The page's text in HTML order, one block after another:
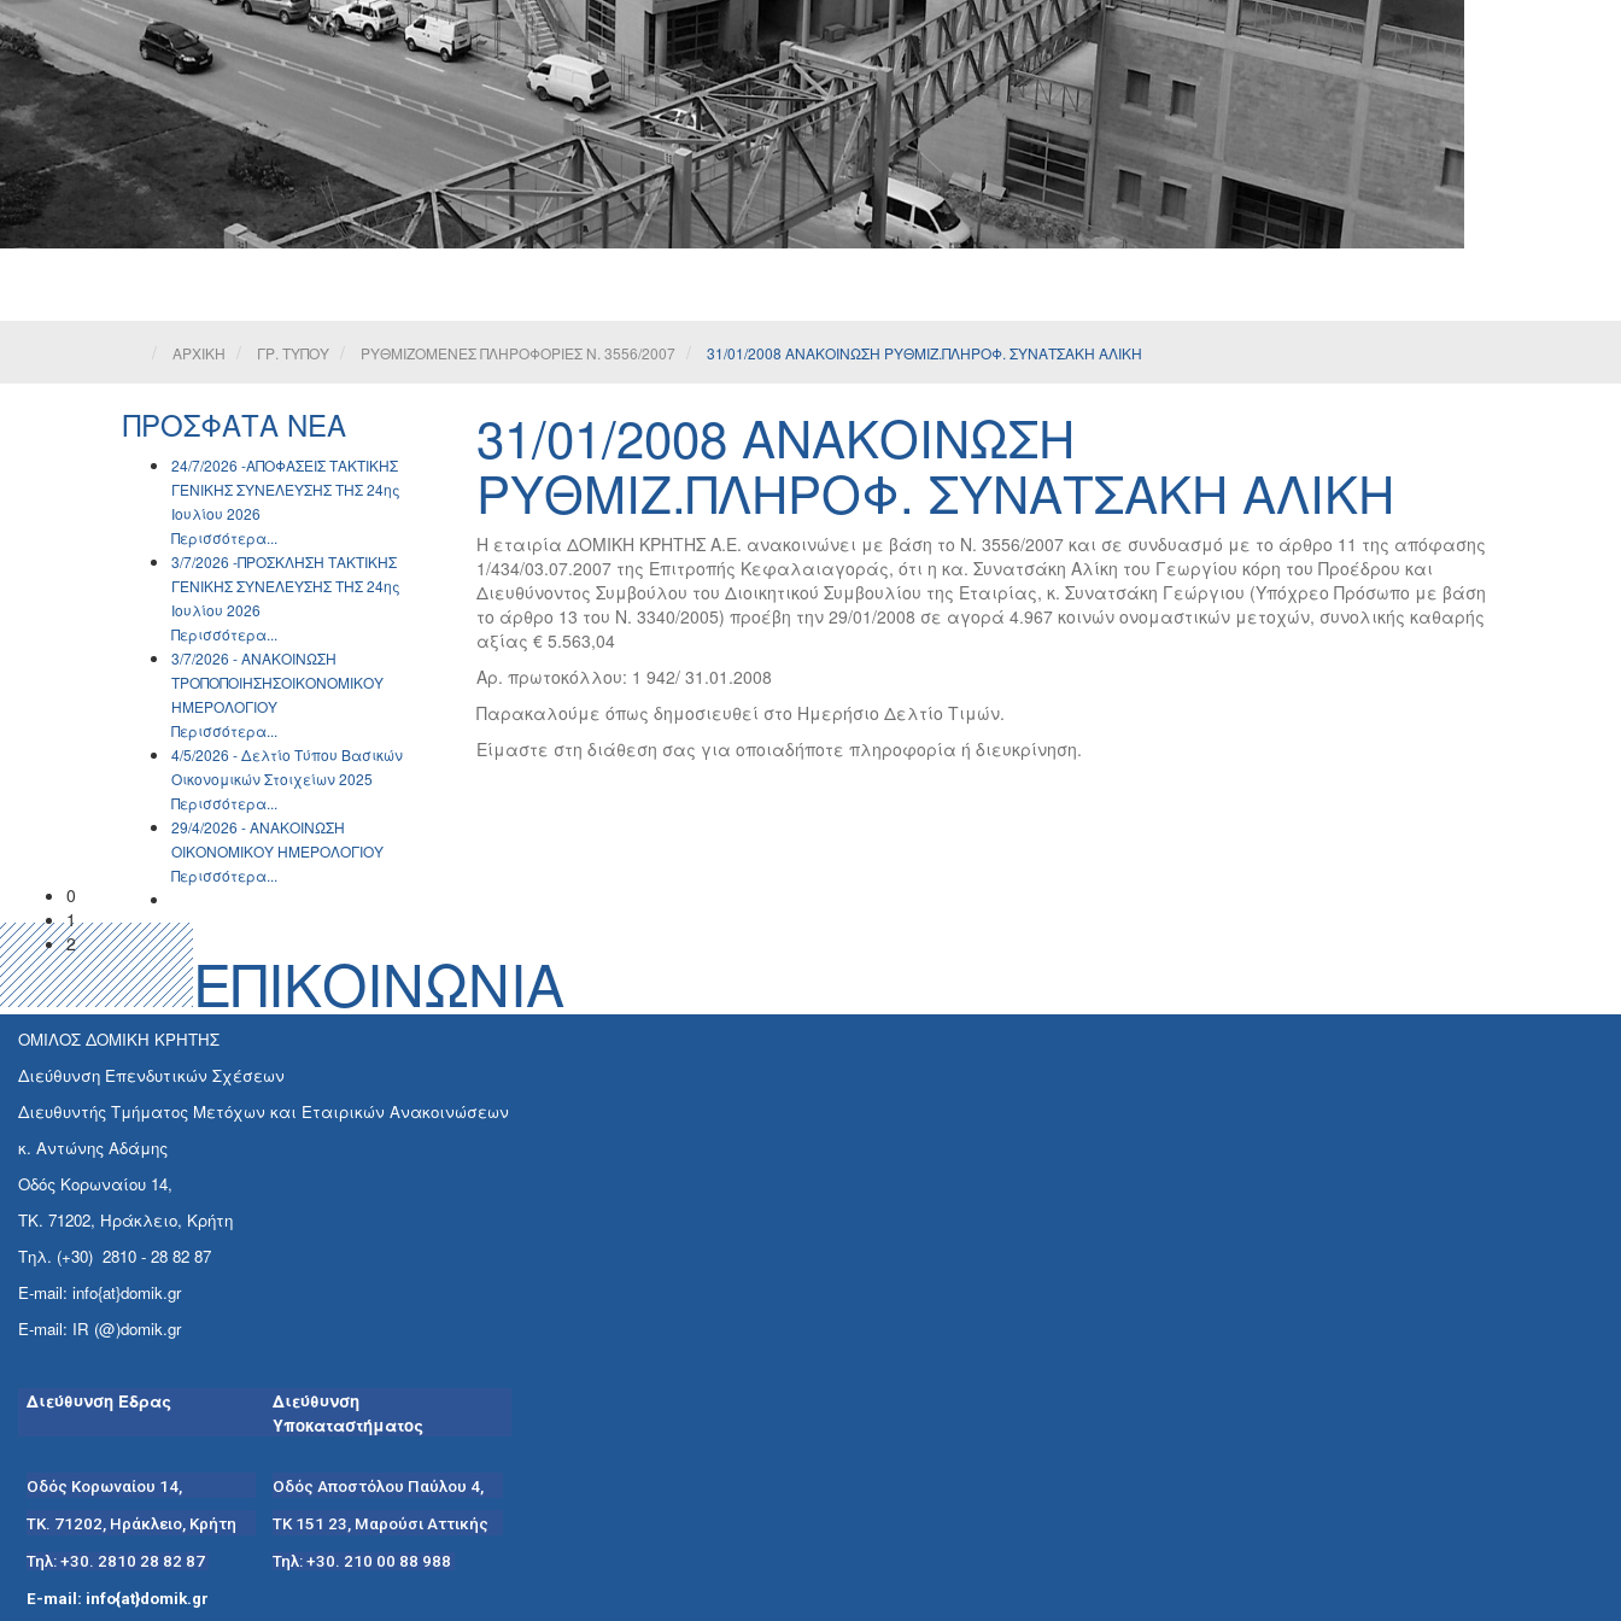
0
1
2
ΑΡΧΙΚΗ ΓΡ. ΤΥΠΟΥ ΡΥΘΜΙΖΟΜΕΝΕΣ ΠΛΗΡΟΦΟΡΙΕΣ Ν. 3556/2007 31/01/2008 ΑΝΑΚΟΙΝΩΣΗ ΡΥΘΜΙΖ.ΠΛΗΡΟΦ. ΣΥΝΑΤΣΑΚΗ ΑΛΙΚΗ
ΠΡΟΣΦΑΤΑ ΝΕΑ
24/7/2026 -ΑΠΟΦΑΣΕΙΣ ΤΑΚΤΙΚΗΣ
ΓΕΝΙΚΗΣ ΣΥΝΕΛΕΥΣΗΣ ΤΗΣ 24ης
Ιουλίου 2026
Περισσότερα...
3/7/2026 -ΠΡΟΣΚΛΗΣΗ ΤΑΚΤΙΚΗΣ
ΓΕΝΙΚΗΣ ΣΥΝΕΛΕΥΣΗΣ ΤΗΣ 24ης
Ιουλίου 2026
Περισσότερα...
3/7/2026 - ΑΝΑΚΟΙΝΩΣH
ΤΡΟΠΟΠΟΙΗΣΗΣΟΙΚΟΝΟΜΙΚΟΥ
ΗΜΕΡΟΛΟΓΙΟΥ
Περισσότερα...
4/5/2026 - Δελτίο Τύπου Βασικών
Οικονομικών Στοιχείων 2025
Περισσότερα...
29/4/2026 - ΑΝΑΚΟΙΝΩΣH
ΟΙΚΟΝΟΜΙΚΟΥ ΗΜΕΡΟΛΟΓΙΟΥ
Περισσότερα...
31/01/2008 ΑΝΑΚΟΙΝΩΣΗ
ΡΥΘΜΙΖ.ΠΛΗΡΟΦ. ΣΥΝΑΤΣΑΚΗ ΑΛΙΚΗ
Η εταιρία ΔΟΜΙΚΗ ΚΡΗΤΗΣ Α.Ε. ανακοινώνει με βάση το Ν. 3556/2007 και σε συνδυασμό με το άρθρο 11 της απόφασης
1/434/03.07.2007 της Επιτροπής Κεφαλαιαγοράς, ότι η κα. Συνατσάκη Αλίκη του Γεωργίου κόρη του Προέδρου και
Διευθύνοντος Συμβούλου του Διοικητικού Συμβουλίου της Εταιρίας, κ. Συνατσάκη Γεώργιου (Υπόχρεο Πρόσωπο με βάση
το άρθρο 13 του Ν. 3340/2005) προέβη την 29/01/2008 σε αγορά 4.967 κοινών ονομαστικών μετοχών, συνολικής καθαρής
αξίας € 5.563,04
Αρ. πρωτοκόλλου: 1 942/ 31.01.2008
Παρακαλούμε όπως δημοσιευθεί στο Ημερήσιο Δελτίο Τιμών.
Είμαστε στη διάθεση σας για οποιαδήποτε πληροφορία ή διευκρίνηση.
ΕΠΙΚΟΙΝΩΝΙΑ
ΟΜΙΛΟΣ ΔΟΜΙΚΗ ΚΡΗΤΗΣ
Διεύθυνση Επενδυτικών Σχέσεων
Διευθυντής Τμήματος Μετόχων και Εταιρικών Ανακοινώσεων
κ. Αντώνης Αδάμης
Οδός Κορωναίου 14,
ΤΚ. 71202, Ηράκλειο, Κρήτη
Τηλ. (+30) 2810 - 28 82 87
E-mail: info{at}domik.gr
E-mail: IR (@)domik.gr
Διεύθυνση Έδρας
Διεύθυνση
Υποκαταστήματος
Οδός Κορωναίου 14,
ΤΚ. 71202, Ηράκλειο, Κρήτη
Τηλ: +30. 2810 28 82 87
Οδός Αποστόλου Παύλου 4,
ΤΚ 151 23, Μαρούσι Αττικής
Τηλ: +30. 210 00 88 988
E-mail: info{at}domik.gr